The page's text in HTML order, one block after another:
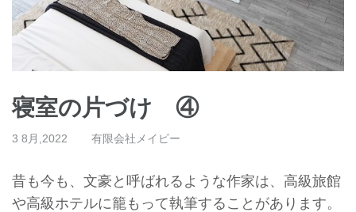
寝室の片づけ ④
3 8月,2022 有限会社メイビー
昔も今も、文豪と呼ばれるような作家は、 高級旅館
や高級ホテルに籠もって執筆することがあります。